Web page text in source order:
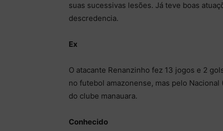
suas sucessivas lesões. Já teve boas
descredencia.
Ex
O atacante Renanzinho fez 13 jogos e 2
no futebol amazonense, mas pelo
do clube manauara.
Conhecido